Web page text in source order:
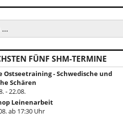
FÜNF SHM-TERMINE
Ostseetraining - Schwedische und
Schären
- 22.08.
Leinenarbeit
ab 17:30 Uhr